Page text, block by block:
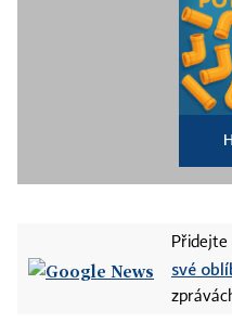
Přidejte
své